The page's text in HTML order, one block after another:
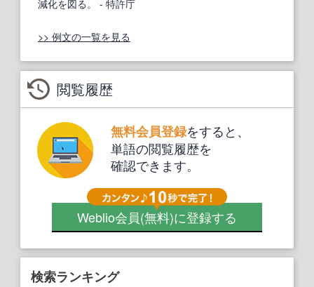
減化を図る。 - 特許庁
>> 例文の一覧を見る
閲覧履歴
無料会員登録をすると、
単語の閲覧履歴を
確認できます。
Weblio会員(無料)に登録する
検索ランキング